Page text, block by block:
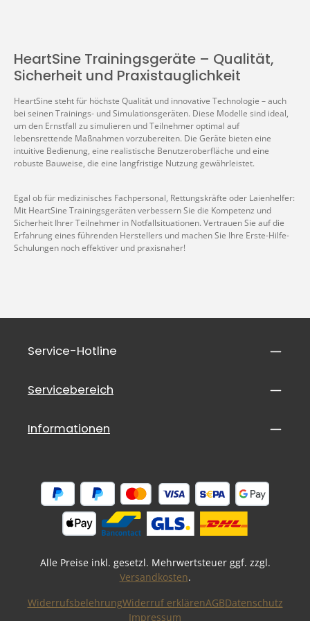
HeartSine Trainingsgeräte – Qualität,
Sicherheit und Praxistauglichkeit
HeartSine steht für höchste Qualität und innovative Technologie – auch
bei seinen Trainings- und Simulationsgeräten. Diese Modelle sind ideal,
um den Ernstfall zu simulieren und Teilnehmer optimal auf
lebensrettende Maßnahmen vorzubereiten. Die Geräte bieten eine
intuitive Bedienung, eine realistische Benutzeroberfläche und eine
robuste Bauweise, die eine langfristige Nutzung gewährleistet.
Egal ob für medizinisches Fachpersonal, Rettungskräfte oder Laienhelfer:
Mit HeartSine Trainingsgeräten verbessern Sie die Kompetenz und
Sicherheit Ihrer Teilnehmer in Notfallsituationen. Vertrauen Sie auf die
Erfahrung eines führenden Herstellers und machen Sie Ihre Erste-Hilfe-
Schulungen noch effektiver und praxisnaher!
Service-Hotline
Servicebereich
Informationen
Alle Preise inkl. gesetzl. Mehrwertsteuer ggf. zzgl.
Versandkosten.
WiderrufsbelehrungWiderruf erklärenAGBDatenschutz
Impressum